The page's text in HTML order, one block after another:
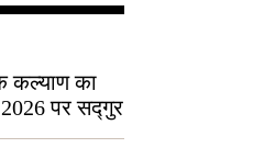
कल्याण का
2026 पर सद्गुर